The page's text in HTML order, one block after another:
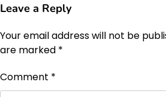
Leave a Reply
Your email address will not be
are marked *
Comment *